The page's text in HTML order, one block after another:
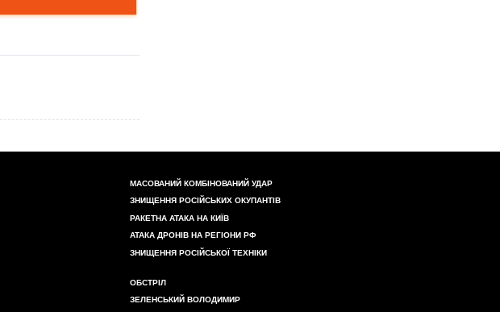
МАСОВАНИЙ КОМБІНОВАНИЙ УДАР
ЗНИЩЕННЯ РОСІЙСЬКИХ ОКУПАНТІВ
РАКЕТНА АТАКА НА КИЇВ
АТАКА ДРОНІВ НА РЕГІОНИ РФ
ЗНИЩЕННЯ РОСІЙСЬКОЇ ТЕХНІКИ
ОБСТРІЛ
ЗЕЛЕНСЬКИЙ ВОЛОДИМИР